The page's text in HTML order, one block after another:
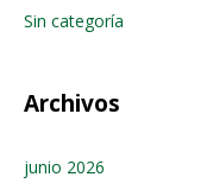
Sin categoría
Archivos
junio 2026